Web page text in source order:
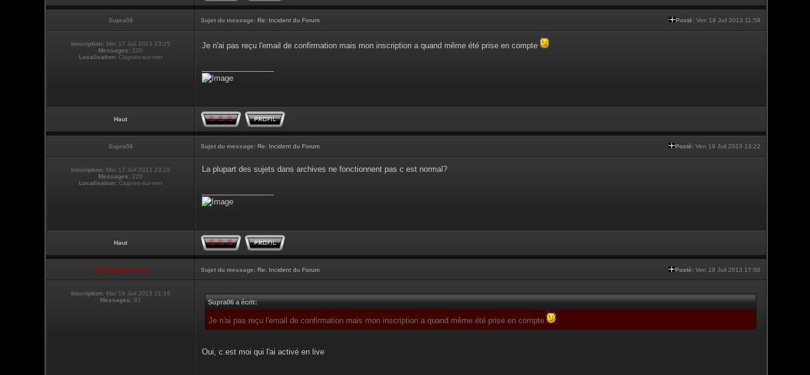
Supra06 Sujet du message: Re: Incident du Forum Posté: Ven 19 Juil 2013 11:58
Inscription: Mer 17 Juil 2013 23:25
Messages: 220
Localisation:Cagnes-sur-mer
Je n'ai pas reçu l'email de confirmation mais mon inscription a quand même été prise en compte
Haut
Supra06 Sujet du message: Re: Incident du Forum Posté: Ven 19 Juil 2013 13:22
Inscription: Mer 17 Juil 2013 23:25
Messages: 220
Localisation:Cagnes-sur-mer
La plupart des sujets dans archives ne fonctionnent pas c est normal?
Haut
Club Supra France Sujet du message: Re: Incident du Forum Posté: Ven 19 Juil 2013 17:50
Inscription: Mar 16 Juil 2013 21:16
Messages: 82 Supra06 a écrit:
Je n'ai pas reçu l'email de confirmation mais mon inscription a quand même été prise en compte
Oui, c.est moi qui l'ai activé en live